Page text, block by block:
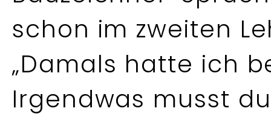
schon im zweiten
„Damals hatte ich
Irgendwas musst